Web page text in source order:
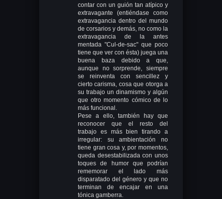
contar con un guión tan atípico y
extravagante (entiéndase como
extravagancia dentro del mundo
de corsarios y demás, no como la
extravagancia de la antes
mentada "Cul-de-sac" que poco
tiene que ver con ésta) juega una
buena baza debido a que,
aunque no sorprende, siempre
se reinventa con sencillez y
cierto carisma, cosa que otorga a
su trabajo un dinamismo y algún
que otro momento cómico de lo
más funcional.
Pese a ello, también hay que
reconocer que el resto del
trabajo es más bien tirando a
irregular: su ambientación no
tiene gran cosa y, por momentos,
queda desestabilizada con unos
toques de humor que podrían
rememorar el lado más
disparatado del género y que no
terminan de encajar en una
tónica gamberra.